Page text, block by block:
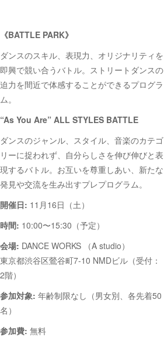
《BATTLE PARK》
ダンスのスキル、表現力、オリジナリティを
即興で競い合うバトル。ストリートダンスの
迫力を間近で体感することができるプログラ
ム。
“As You Are” ALL STYLES BATTLE
ダンスのジャンル、スタイル、音楽のカテゴ
リーに捉われず、自分らしさを伸び伸びと表
現するバトル。お互いを尊重しあい、新たな
発見や交流を生み出すプレプログラム。
開催日: 11月16日（土）
時間: 10:00〜15:30（予定）
会場: DANCE WORKS （A studio）
東京都渋谷区鶯谷町7-10 NMDビル（受付：
2階）
参加対象: 年齢制限なし（男女別、各先着50
名）
参加費: 無料